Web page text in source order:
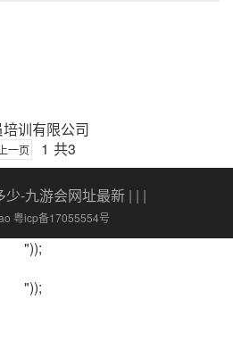
训有限公司
上一页 1 共3
少-九游会网址最新| | |
粤icp备17055554号
"));
"));